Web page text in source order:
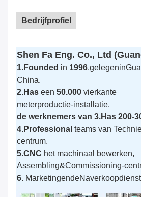
Bedrijfprofiel
Shen Fa Eng. Co., Ltd
1.Founded in 1996
China.
2.Has een 50.000 vierkante
meterproductie-installatie.
de werknemers van 3.Has 200-
4.Professional teams van
centrum.
5.CNC het machinaal bewerken,
Assembling&Commissioning-
6.